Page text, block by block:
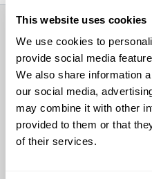
This website uses cookies
We use cookies to
provide social media
We also share information
our social media,
may combine it with other
provided to them or that
of their services.
Servizi
Ritiro Usato
I nostri esperti ti forniranno